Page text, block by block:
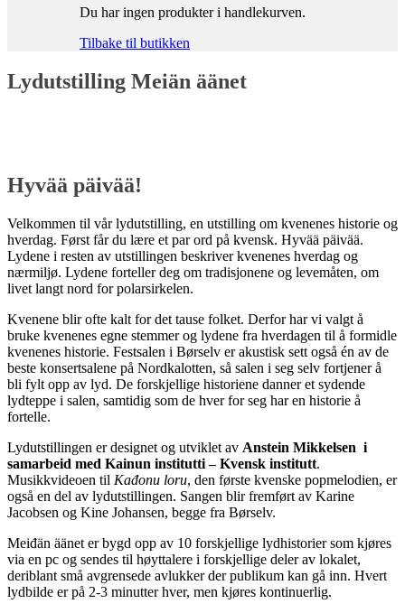
Du har ingen produkter i handlekurven.
Tilbake til butikken
Lydutstilling Meiän äänet
Hyvää päivää!
Velkommen til vår lydutstilling, en utstilling om kvenenes historie og
hverdag. Først får du lære et par ord på kvensk. Hyvää päivää.
Lydene i resten av utstillingen beskriver kvenenes hverdag og
nærmiljø. Lydene forteller deg om tradisjonene og levemåten, om
livet langt nord for polarsirkelen.
Kvenene blir ofte kalt for det tause folket. Derfor har vi valgt å
bruke kvenenes egne stemmer og lydene fra hverdagen til å formidle
kvenenes historie. Festsalen i Børselv er akustisk sett også én av de
beste konsertsalene på Nordkalotten, så salen i seg selv fortjener å
bli fylt opp av lyd. De forskjellige historiene danner et sydende
lydteppe i salen, samtidig som de hver for seg har en historie å
fortelle.
Lydutstillingen er designet og utviklet av Anstein Mikkelsen i
samarbeid med Kainun institutti – Kvensk institutt.
Musikkvideoen til Kađonu loru, den første kvenske popmelodien, er
også en del av lydutstillingen. Sangen blir fremført av Karine
Jacobsen og Kine Johansen, begge fra Børselv.
Meiđän äänet er bygd opp av 10 forskjellige lydhistorier som kjøres
via en pc og sendes til høyttalere i forskjellige deler av lokalet,
deriblant små avgrensede avlukker der publikum kan gå inn. Hvert
lydbilde er på 2-3 minutter hver, men kjøres kontinuerlig.